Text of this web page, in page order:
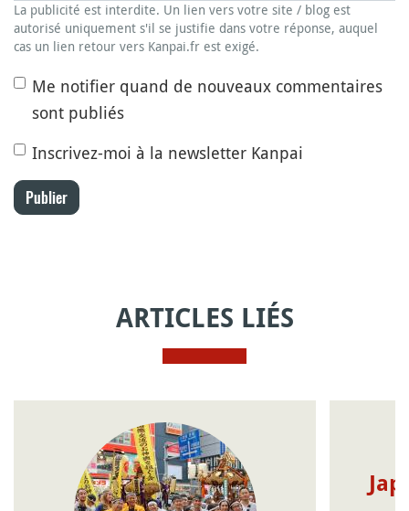
La publicité est interdite. Un lien vers votre site / blog est
autorisé uniquement s'il se justifie dans votre réponse, auquel
cas un lien retour vers Kanpai.fr est exigé.
Me notifier quand de nouveaux commentaires
sont publiés
Inscrivez-moi à la newsletter Kanpai
Publier
ARTICLES LIÉS